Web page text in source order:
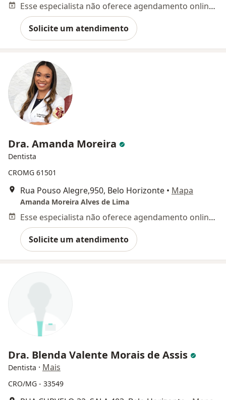
Esse especialista não oferece agendamento online para esse endereço.
Solicite um atendimento
Dra. Amanda Moreira
Dentista
CROMG 61501
Rua Pouso Alegre,950, Belo Horizonte • Mapa
Amanda Moreira Alves de Lima
Esse especialista não oferece agendamento online para esse endereço.
Solicite um atendimento
Dra. Blenda Valente Morais de Assis
Dentista · Mais
CRO/MG - 33549